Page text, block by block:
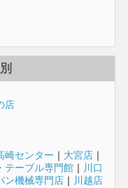
店
崎センター ｜ 大宮店｜
テーブル専門館｜ 川口
ン機械専門店｜ 川越店